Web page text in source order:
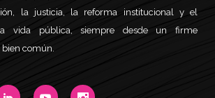
la justicia, la reforma institucional y el
vida pública, siempre desde un firme
común.